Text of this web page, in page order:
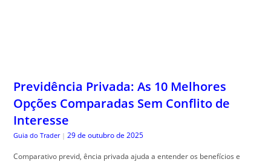
Previdência Privada: As 10 Melhores
Opções Comparadas Sem Conflito de
Interesse
Guia do Trader | 29 de outubro de 2025
Comparativo previd, ência privada ajuda a entender os benefícios e